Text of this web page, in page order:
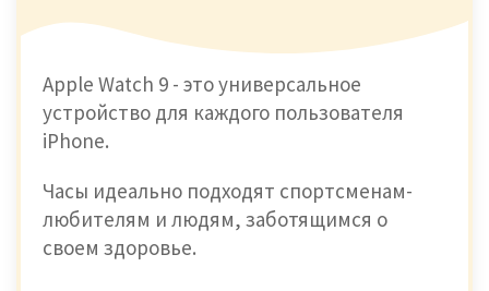
Apple Watch 9 - это универсальное
устройство для каждого пользователя
iPhone.
Часы идеально подходят спортсменам-
любителям и людям, заботящимся о
своем здоровье.